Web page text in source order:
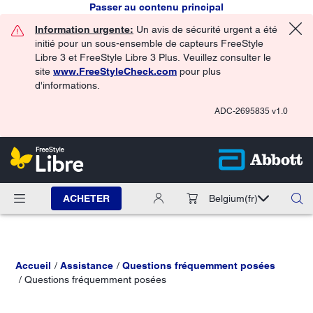
Passer au contenu principal
Information urgente: Un avis de sécurité urgent a été
initié pour un sous-ensemble de capteurs FreeStyle
Libre 3 et FreeStyle Libre 3 Plus. Veuillez consulter le
site www.FreeStyleCheck.com pour plus
d'informations.
ADC-2695835 v1.0
ACHETER Belgium(fr)
Accueil Assistance
Questions fréquemment posées
Questions fréquemment posées